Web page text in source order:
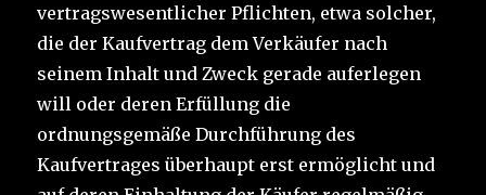
vertragswesentlicher Pflichten, etwa solcher,
die der Kaufvertrag dem Verkäufer nach
seinem Inhalt und Zweck gerade auferlegen
will oder deren Erfüllung die
ordnungsgemäße Durchführung des
Kaufvertrages überhaupt erst ermöglicht und